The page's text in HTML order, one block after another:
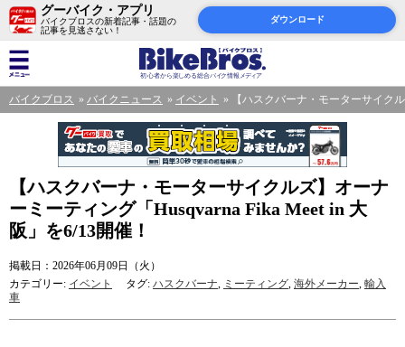
グーバイク・アプリ
バイクブロスの新着記事・話題の
記事を見逃さない！
ダウンロード
バイクブロス バイクニュース イベント 【ハスクバーナ・モーターサイク
【ハスクバーナ・モーターサイクルズ】オーナ
ーミーティング「Husqvarna Fika Meet in 大
阪」を6/13開催！
掲載日：2026年06月09日（火）
カテゴリー: イベント タグ: ハスクバーナ, ミーティング, 海外メーカー, 輸入
車